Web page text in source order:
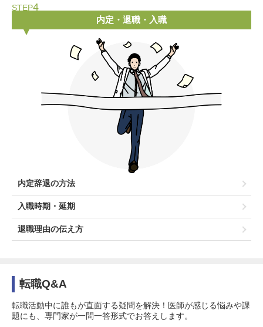
STEP4
内定・退職・入職
内定辞退の方法
入職時期・延期
退職理由の伝え方
転職Q&A
転職活動中に誰もが直面する疑問を解決！医師が感じる悩みや課
題にも、専門家が一問一答形式でお答えします。